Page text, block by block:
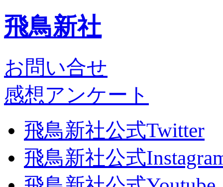
飛鳥新社
お問い合せ
感想アンケート
飛鳥新社公式Twitter
飛鳥新社公式